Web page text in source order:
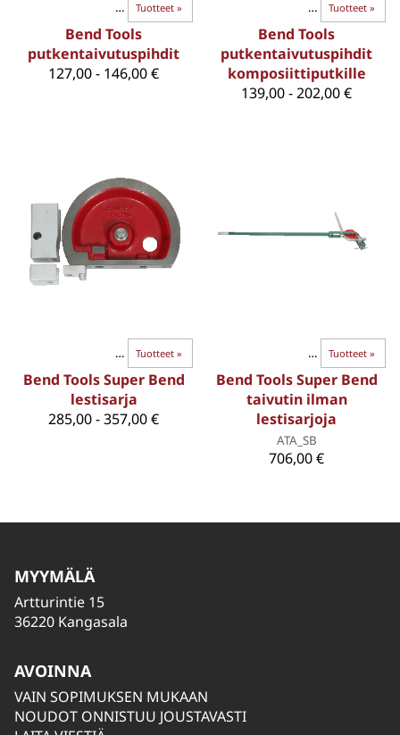
Tuotteet ‪»
Bend Tools
putkentaivutuspihdit
127,00 - 146,00 €
Tuotteet ‪»
Taivutuspihdit ‪»
Bend Tools
putkentaivutuspihdit
komposiittiputkille
139,00 - 202,00 €
Tuotteet ‪»
Bend Tools Super Bend
lestisarja
285,00 - 357,00 €
Tuotteet ‪»
Ohutseinäiset putket ‪»
Bend Tools Super Bend
taivutin ilman
lestisarjoja
ATA_SB
706,00 €
MYYMÄLÄ
Artturintie 15
36220 Kangasala
AVOINNA
VAIN SOPIMUKSEN MUKAAN
NOUDOT ONNISTUU JOUSTAVASTI